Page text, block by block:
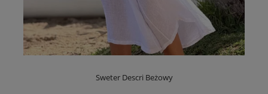
Sweter Descri Beżowy